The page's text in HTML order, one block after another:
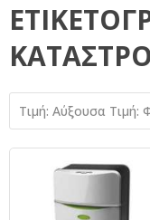
Τιμή: Αύξουσα Τιμή: